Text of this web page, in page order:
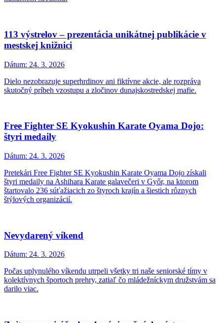
113 výstrelov – prezentácia unikátnej publikácie v
mestskej knižnici
Dátum: 24. 3. 2026
Dielo nezobrazuje superhrdinov ani fiktívne akcie, ale rozpráva
skutočný príbeh vzostupu a zločinov dunajskostredskej mafie.
Free Fighter SE Kyokushin Karate Oyama Dojo:
štyri medaily
Dátum: 24. 3. 2026
Pretekári Free Fighter SE Kyokushin Karate Oyama Dojo získali
štyri medaily na Ashihara Karate galavečeri v Győr, na ktorom
štartovalo 236 súťažiacich zo štyroch krajín a šiestich rôznych
štýlových organizácií.
Nevydarený víkend
Dátum: 24. 3. 2026
Počas uplynulého víkendu utrpeli všetky tri naše seniorské tímy v
kolektívnych športoch prehry, zatiaľ čo mládežníckym družstvám sa
darilo viac.